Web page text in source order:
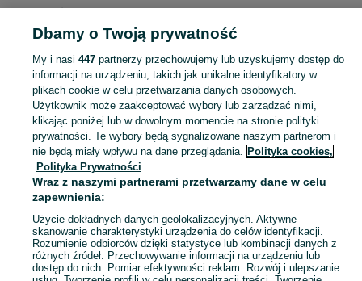
Wielkopolskie
Biustonosze - Swarzędz
KATEGORIA
Szeroki wybór biustonoszy Swarzędz ▶️ push-up, bezszwowe, sportowe i koronkowe ✅ Nowe i używane w dobrych cenach ✌ Znajdź ogłoszenia na OLX.pl! Zobacz
Mapa kategorii
Mapa miejscowości
Mapa ministron
Popularne wyszukiwania
Dbamy o Twoją prywatność
My i nasi 447partnerzy przechowujemy lub uzyskujemy dostęp do
informacji na urządzeniu, takich jak unikalne identyfikatory w
plikach cookie w celu przetwarzania danych osobowych.
Użytkownik może zaakceptować wybory lub zarządzać nimi,
klikając poniżej lub w dowolnym momencie na stronie polityki
prywatności. Te wybory będą sygnalizowane naszym partnerom i
nie będą miały wpływu na dane przeglądania. Polityka cookies,
Polityka Prywatności
Wraz z naszymi partnerami przetwarzamy dane w celu
zapewnienia:
Użycie dokładnych danych geolokalizacyjnych. Aktywne
skanowanie charakterystyki urządzenia do celów identyfikacji.
Rozumienie odbiorców dzięki statystyce lub kombinacji danych z
różnych źródeł. Przechowywanie informacji na urządzeniu lub
dostęp do nich. Pomiar efektywności reklam. Rozwój i ulepszanie